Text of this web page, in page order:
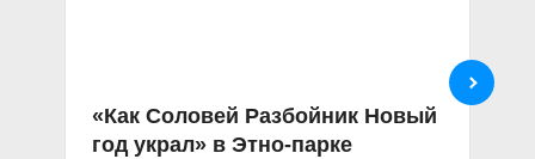
«Как Соловей Разбойник Новый
год украл» в Этно-парке